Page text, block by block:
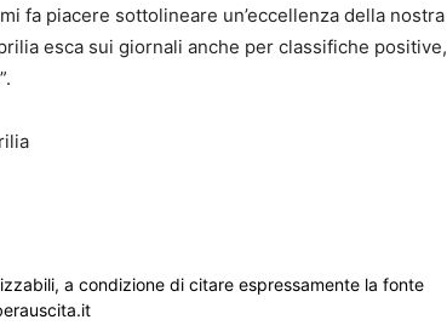
fa piacere sottolineare un’eccellenza della nostra
esca sui giornali anche per classifiche positive,
a condizione di citare espressamente la fonte